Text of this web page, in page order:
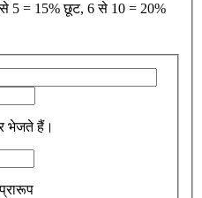
5 = 15% छूट, 6 से 10 = 20%
भेजते हैं।